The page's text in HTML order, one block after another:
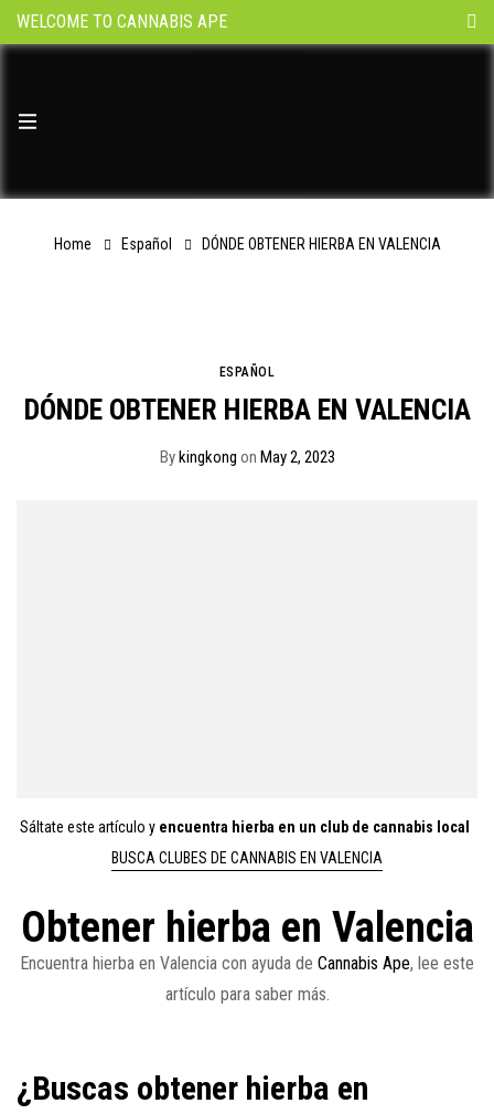
WELCOME TO CANNABIS APE
Home Español DÓNDE OBTENER HIERBA EN VALENCIA
ESPAÑOL
DÓNDE OBTENER HIERBA EN VALENCIA
Bykingkong on May 2, 2023
Sáltate este artículo y encuentra hierba en un club de cannabis local
BUSCA CLUBES DE CANNABIS EN VALENCIA
Obtener hierba en Valencia
Encuentra hierba en Valencia con ayuda de Cannabis Ape, lee este
artículo para saber más.
¿Buscas obtener hierba en